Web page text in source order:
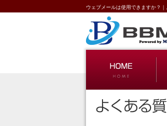
ウェブメールは使用できますか？